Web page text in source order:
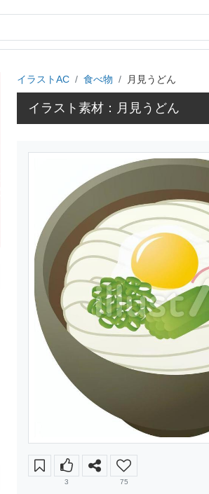
イラストAC 食べ物 月見うどん
イラスト素材：月見うどん
3 75